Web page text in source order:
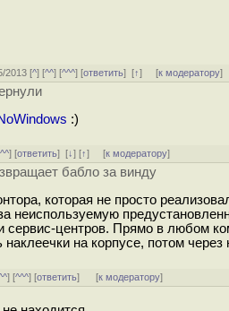
2013 [^] [^^] [^^^] [ответить][↑] [к модератору]
:)
] [ответить][↓] [↑] [к модератору]
бабло за винду
которая не просто
неиспользуемую
сервис-центров. Прямо в любом
на корпусе, потом
] [^^^] [ответить] [к модератору]